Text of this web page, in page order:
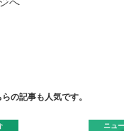
へ
らの記事も人気です。
ニュ